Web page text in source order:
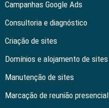
Campanhas Google Ads
Consultoria e diagnóstico
Criação de sites
Domínios e alojamento de sites
Manutenção de sites
Marcação de reunião presencial